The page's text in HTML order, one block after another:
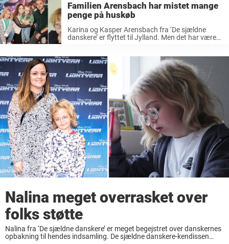
Familien Arensbach har mistet mange
penge på huskøb
Karina og Kasper Arensbach fra ‘De sjældne
danskere’ er flyttet til Jylland. Men det har været
Nalina meget overrasket over
folks støtte
Nalina fra ‘De sjældne danskere’ er meget begejstret over danskernes
opbakning til hendes indsamling. De sjældne danskere-kendissen